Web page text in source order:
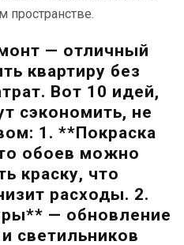
пространстве.
— отличный
квартиру без
Вот 10 идей,
сэкономить, не
1. **Покраска
обоев можно
краску, что
расходы. 2.
— обновление
светильников